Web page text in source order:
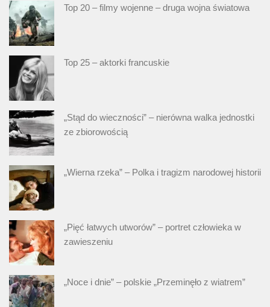
Top 20 – filmy wojenne – druga wojna światowa
Top 25 – aktorki francuskie
„Stąd do wieczności” – nierówna walka jednostki
ze zbiorowością
„Wierna rzeka” – Polka i tragizm narodowej historii
„Pięć łatwych utworów” – portret człowieka w
zawieszeniu
„Noce i dnie” – polskie „Przeminęło z wiatrem”